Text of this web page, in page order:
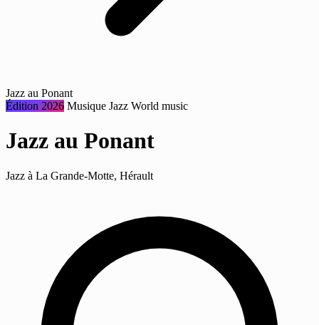
Jazz au Ponant
Édition 2026 Musique Jazz World music
Jazz au Ponant
Jazz à La Grande-Motte, Hérault